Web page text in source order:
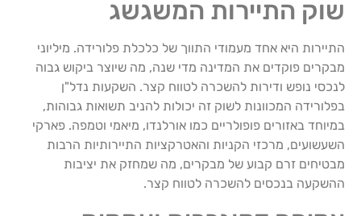
שוק התיירות המשגשג
התיירות היא אחד מעמודי התווך של כלכלת פלורידה. מיליוני
מבקרים פוקדים את המדינה מדי שנה, מה שיוצר ביקוש גבוה
לנכסי נופש ודירות להשכרה לטווח קצר. השקעות נדל"ן
בפלורידה המכוונות לשוק זה יכולות להניב תשואות גבוהות,
במיוחד באזורים פופולריים כמו אורלנדו, מיאמי וטמפה. פארקי
השעשועים, מרכזי הקניות והאטרקציות התיירותיות הרבות
מבטיחים זרם קבוע של מבקרים, מה שמחזק את יציבות
ההשקעה בנכסים להשכרה לטווח קצר.